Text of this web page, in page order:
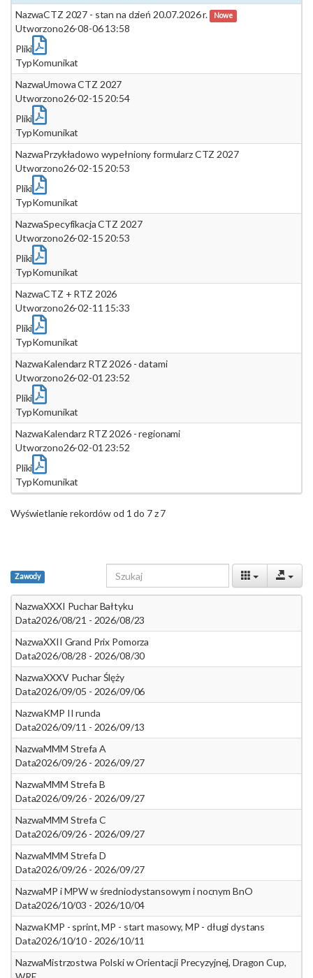
NazwaCTZ 2027 - stan na dzień 20.07.2026 r. Nowe
Utworzono26-08-06 13:58
Pliki
TypKomunikat
NazwaUmowa CTZ 2027
Utworzono26-02-15 20:54
Pliki
TypKomunikat
NazwaPrzykładowo wypełniony formularz CTZ 2027
Utworzono26-02-15 20:53
Pliki
TypKomunikat
NazwaSpecyfikacja CTZ 2027
Utworzono26-02-15 20:53
Pliki
TypKomunikat
NazwaCTZ + RTZ 2026
Utworzono26-02-11 15:33
Pliki
TypKomunikat
NazwaKalendarz RTZ 2026 - datami
Utworzono26-02-01 23:52
Pliki
TypKomunikat
NazwaKalendarz RTZ 2026 - regionami
Utworzono26-02-01 23:52
Pliki
TypKomunikat
Wyświetlanie rekordów od 1 do 7 z 7
Zawody
NazwaXXXI Puchar Bałtyku
Data2026/08/21 - 2026/08/23
NazwaXXII Grand Prix Pomorza
Data2026/08/28 - 2026/08/30
NazwaXXXV Puchar Ślęży
Data2026/09/05 - 2026/09/06
NazwaKMP II runda
Data2026/09/11 - 2026/09/13
NazwaMMM Strefa A
Data2026/09/26 - 2026/09/27
NazwaMMM Strefa B
Data2026/09/26 - 2026/09/27
NazwaMMM Strefa C
Data2026/09/26 - 2026/09/27
NazwaMMM Strefa D
Data2026/09/26 - 2026/09/27
NazwaMP i MPW w średniodystansowym i nocnym BnO
Data2026/10/03 - 2026/10/04
NazwaKMP - sprint, MP - start masowy, MP - długi dystans
Data2026/10/10 - 2026/10/11
NazwaMistrzostwa Polski w Orientacji Precyzyjnej, Dragon Cup,